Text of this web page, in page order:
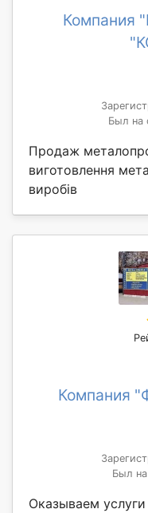
Компания
Был на
Продаж
виготовлення
виробів
Компания
Был на
Оказываем